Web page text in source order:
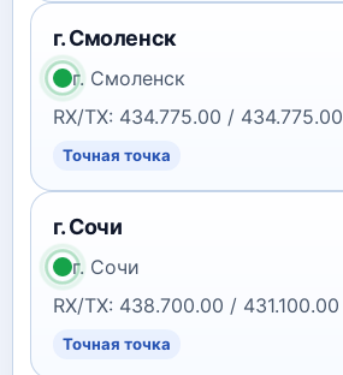
г. Смоленск
г. Смоленск
RX/TX: 434.775.00 / 434.775.00
Точная точка
г. Сочи
г. Сочи
RX/TX: 438.700.00 / 431.100.00
Точная точка